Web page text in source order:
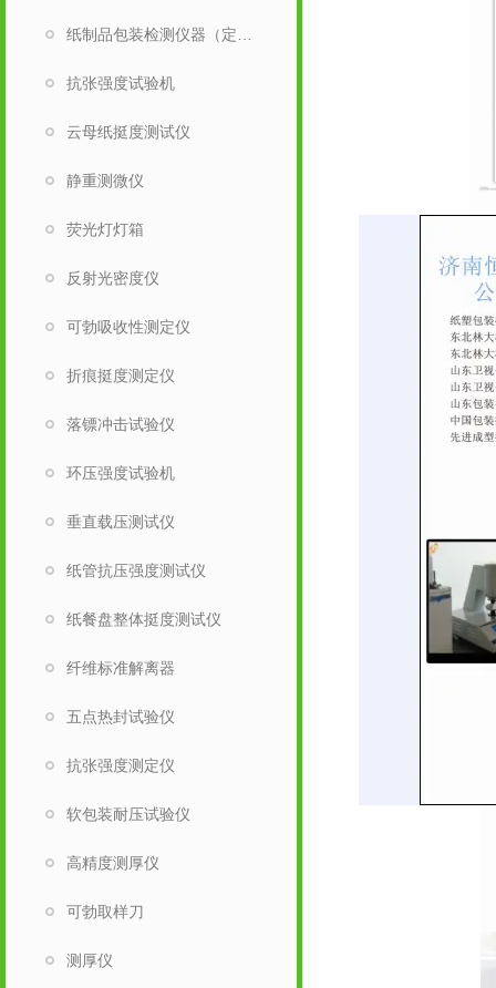
抗张强度试验机
云母纸挺度测试仪
静重测微仪
荧光灯灯箱
反射光密度仪
可勃吸收性测定仪
折痕挺度测定仪
落镖冲击试验仪
环压强度试验机
垂直载压测试仪
纸管抗压强度测试仪
纸餐盘整体挺度测试仪
纤维标准解离器
五点热封试验仪
抗张强度测定仪
软包装耐压试验仪
高精度测厚仪
可勃取样刀
测厚仪